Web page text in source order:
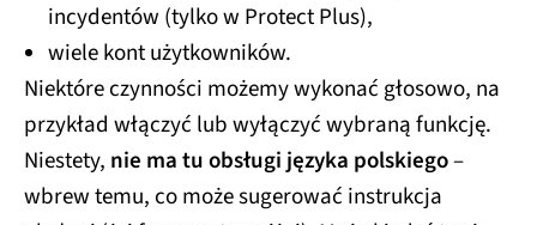
incydentów (tylko w Protect Plus),
wiele kont użytkowników.
Niektóre czynności możemy wykonać głosowo, na
przykład włączyć lub wyłączyć wybraną funkcję.
Niestety, nie ma tu obsługi języka polskiego–
wbrew temu, co może sugerować instrukcja